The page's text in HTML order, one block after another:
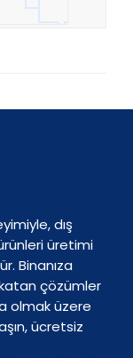
dış
üretimi
Binanıza
katan çözümler
olmak üzere
ücretsiz